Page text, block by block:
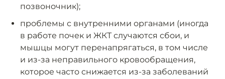
позвоночник);
проблемы с внутренними органами (иногда
в работе почек и ЖКТ случаются сбои, и
мышцы могут перенапрягаться, в том числе
и из-за неправильного кровообращения,
которое часто снижается из-за заболеваний